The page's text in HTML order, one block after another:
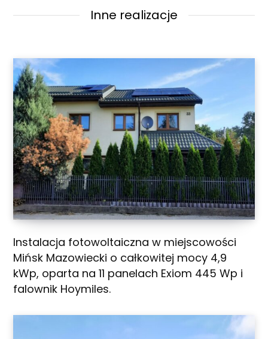
Inne realizacje
Instalacja fotowoltaiczna w miejscowości
Mińsk Mazowiecki o całkowitej mocy 4,9
kWp, oparta na 11 panelach Exiom 445 Wp i
falownik Hoymiles.